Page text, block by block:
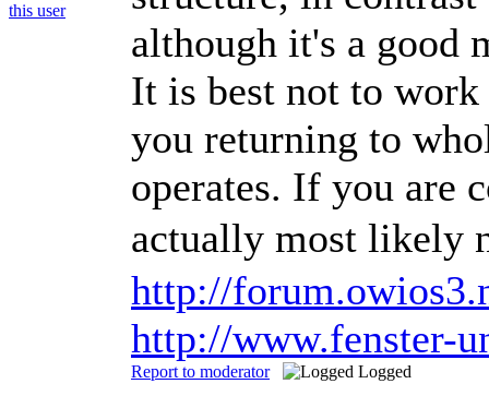
although it's a good
It is best not to
you returning to
operates. If you are
actually most likely
http://
http://www.fenster-
Report to moderator Logged